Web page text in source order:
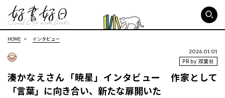
HOME インタビュー
PR by 双葉社
2026.01.01
湊かなえさん「暁星」インタビュー 作家として
「言葉」に向き合い、新たな扉開いた